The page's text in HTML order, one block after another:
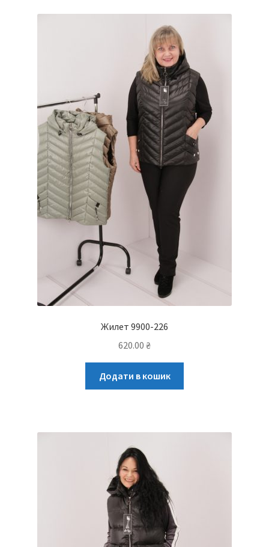
Жилет 9900-226
620.00 ₴
Додати в кошик